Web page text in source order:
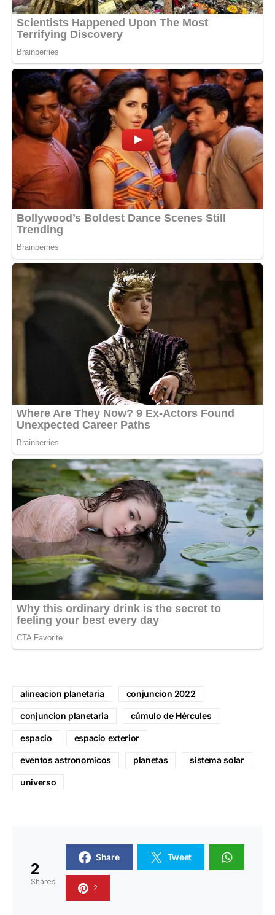
alineacion planetaria conjuncion 2022
conjuncion planetaria cúmulo de Hércules
espacio espacio exterior
eventos astronomicos planetas sistema solar
universo
2
Shares
Share Tweet
2